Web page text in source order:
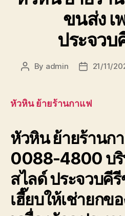
ขนส่ง เ
ประจว
Post
By admin
Post21/11/
หัวหิน ย้ายร้านกาแฟ
หัวหิน ย้ายร้านก
0088-4800 บริ
สไลด์ ประจวบคี
เฮี๊ยบให้เช่ายกข